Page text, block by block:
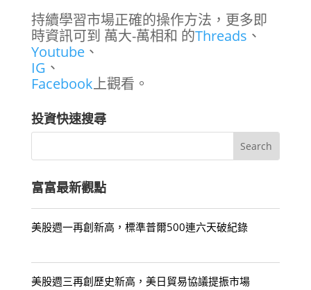
持續學習市場正確的操作方法，更多即
時資訊可到 萬大-萬相和 的Threads 、
Youtube、
IG 、
Facebook上觀看。
投資快速搜尋
富富最新觀點
美股週一再創新高，標準普爾500連六天破紀錄
美股週三再創歷史新高，美日貿易協議提振市場